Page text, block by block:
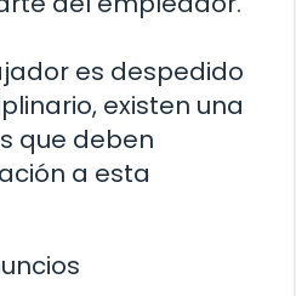
es despedido
existen una
que deben
a esta